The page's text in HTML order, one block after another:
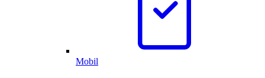
Mobil